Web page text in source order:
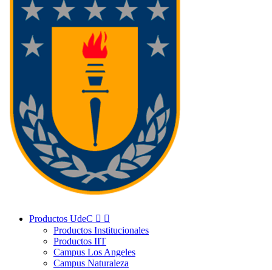
Productos UdeC  
Productos Institucionales
Productos IIT
Campus Los Angeles
Campus Naturaleza